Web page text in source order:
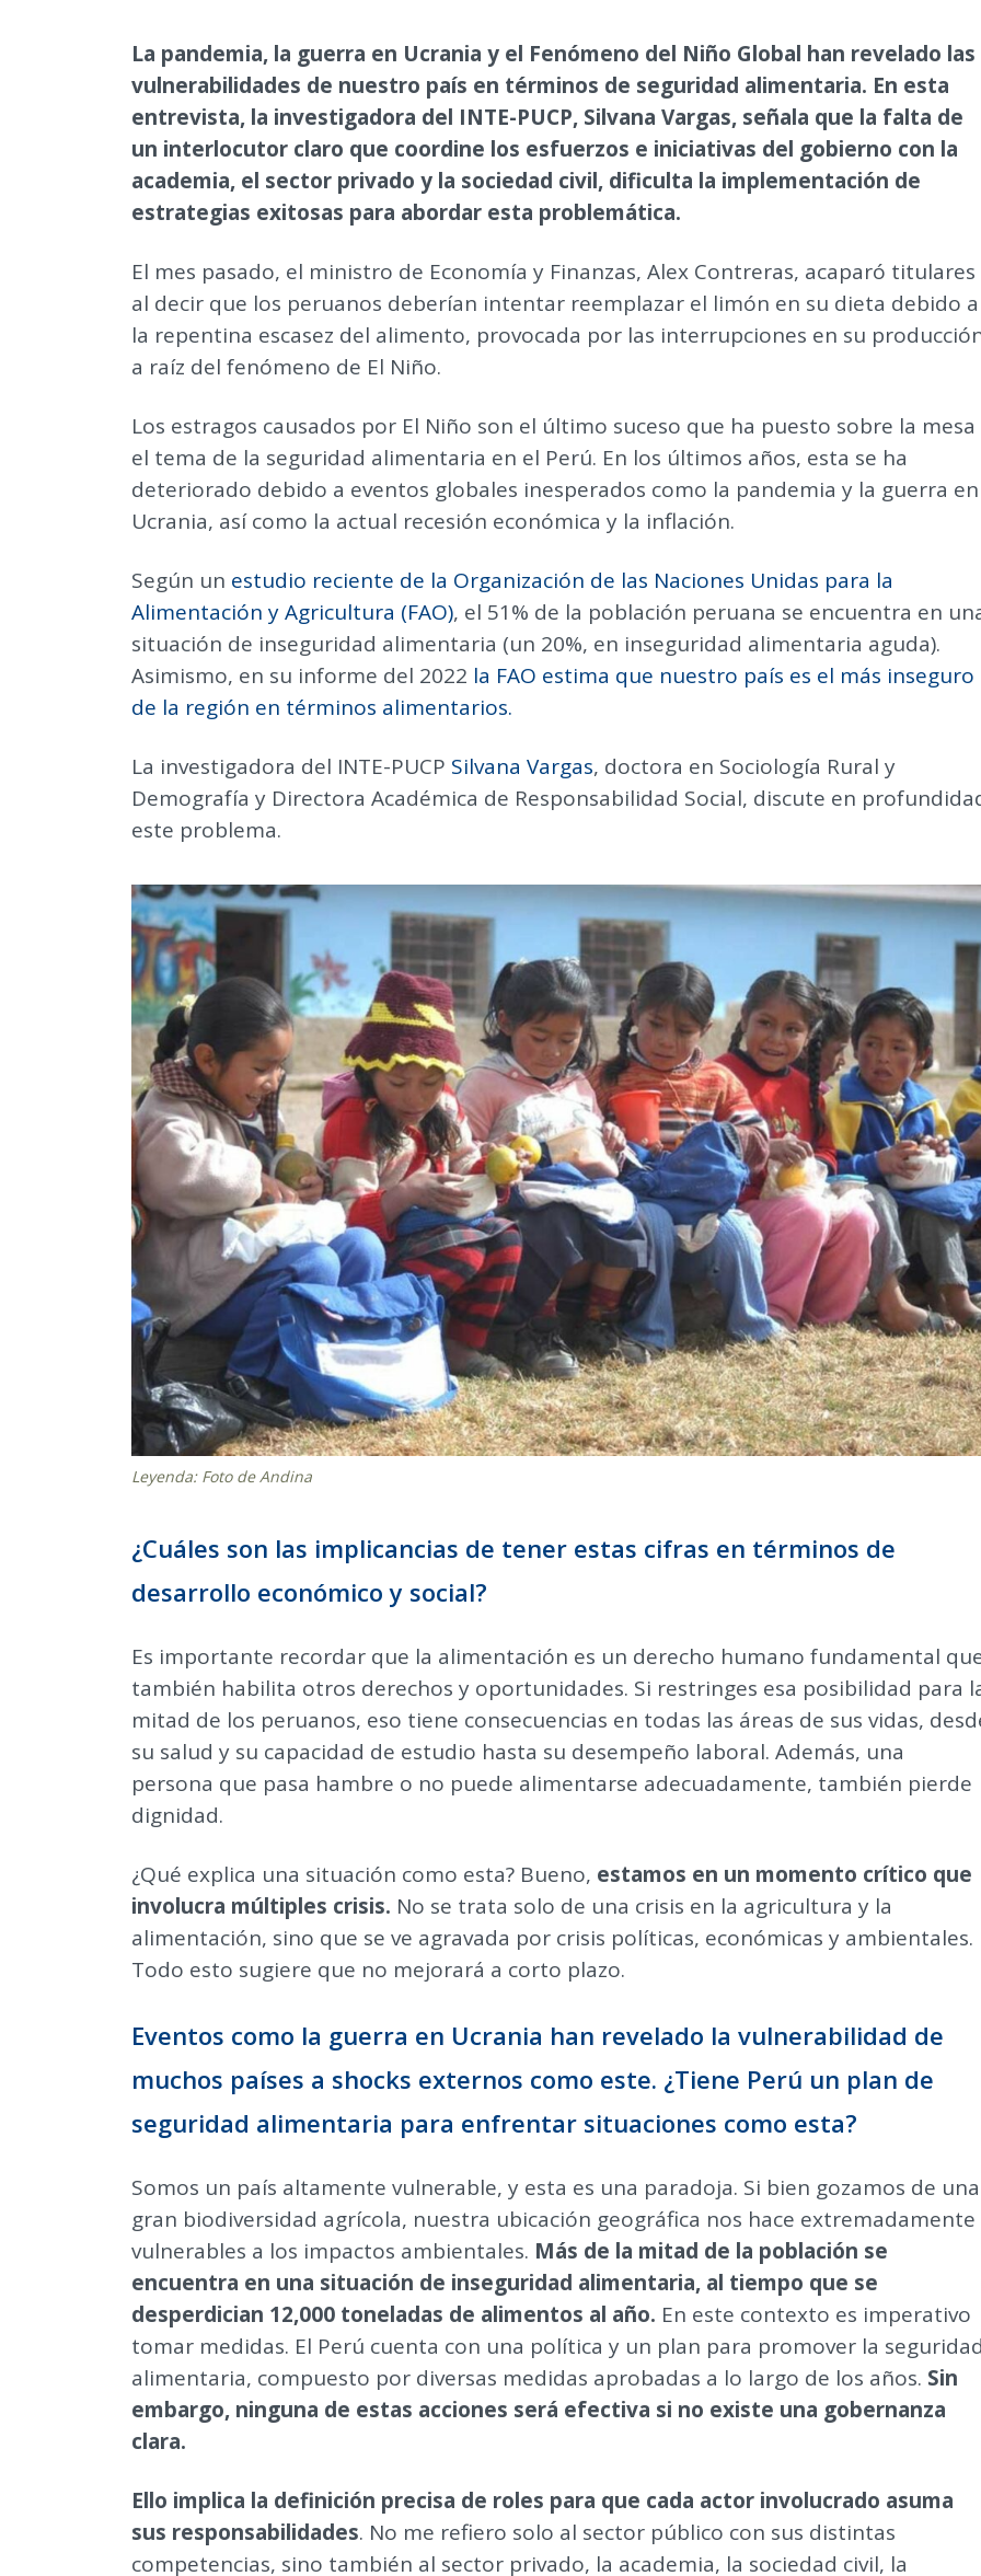
La pandemia, la guerra en Ucrania y el Fenómeno del Niño Global han revelado las
vulnerabilidades de nuestro país en términos de seguridad alimentaria. En esta
entrevista, la investigadora del INTE-PUCP, Silvana Vargas, señala que la falta de
un interlocutor claro que coordine los esfuerzos e iniciativas del gobierno con la
academia, el sector privado y la sociedad civil, dificulta la implementación de
estrategias exitosas para abordar esta problemática.
El mes pasado, el ministro de Economía y Finanzas, Alex Contreras, acaparó titulares
al decir que los peruanos deberían intentar reemplazar el limón en su dieta debido a
la repentina escasez del alimento, provocada por las interrupciones en su
a raíz del fenómeno de El Niño.
Los estragos causados por El Niño son el último suceso que ha puesto sobre la mesa
el tema de la seguridad alimentaria en el Perú. En los últimos años, esta se ha
deteriorado debido a eventos globales inesperados como la pandemia y la guerra en
Ucrania, así como la actual recesión económica y la inflación.
Según un estudio reciente de la Organización de las Naciones Unidas para la
Alimentación y Agricultura (FAO), el 51% de la población peruana se encuentra en
situación de inseguridad alimentaria (un 20%, en inseguridad alimentaria aguda).
Asimismo, en su informe del 2022 la FAO estima que nuestro país es el más inseguro
de la región en términos alimentarios.
La investigadora del INTE-PUCP Silvana Vargas, doctora en Sociología Rural y
Demografía y Directora Académica de Responsabilidad Social, discute en
este problema.
Leyenda: Foto de Andina
¿Cuáles son las implicancias de tener estas cifras en términos de
desarrollo económico y social?
Es importante recordar que la alimentación es un derecho humano fundamental
también habilita otros derechos y oportunidades. Si restringes esa posibilidad para
mitad de los peruanos, eso tiene consecuencias en todas las áreas de sus vidas,
su salud y su capacidad de estudio hasta su desempeño laboral. Además, una
persona que pasa hambre o no puede alimentarse adecuadamente, también pierde
dignidad.
¿Qué explica una situación como esta? Bueno, estamos en un momento crítico que
involucra múltiples crisis. No se trata solo de una crisis en la agricultura y la
alimentación, sino que se ve agravada por crisis políticas, económicas y ambientales.
Todo esto sugiere que no mejorará a corto plazo.
Eventos como la guerra en Ucrania han revelado la vulnerabilidad de
muchos países a shocks externos como este. ¿Tiene Perú un plan de
seguridad alimentaria para enfrentar situaciones como esta?
Somos un país altamente vulnerable, y esta es una paradoja. Si bien gozamos de una
gran biodiversidad agrícola, nuestra ubicación geográfica nos hace extremadamente
vulnerables a los impactos ambientales. Más de la mitad de la población se
encuentra en una situación de inseguridad alimentaria, al tiempo que se
desperdician 12,000 toneladas de alimentos al año. En este contexto es imperativo
tomar medidas. El Perú cuenta con una política y un plan para promover la
alimentaria, compuesto por diversas medidas aprobadas a lo largo de los años. Sin
embargo, ninguna de estas acciones será efectiva si no existe una gobernanza
clara.
Ello implica la definición precisa de roles para que cada actor involucrado asuma
sus responsabilidades. No me refiero solo al sector público con sus distintas
competencias, sino también al sector privado, la academia, la sociedad civil, la